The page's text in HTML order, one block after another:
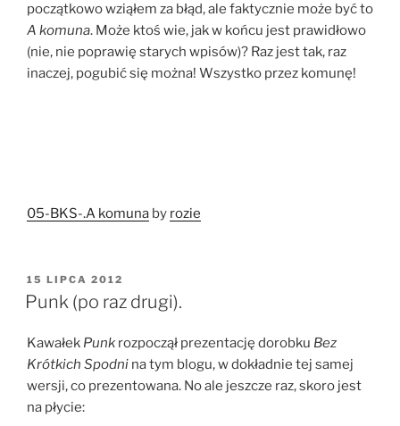
początkowo wziąłem za błąd, ale faktycznie może być to
A komuna. Może ktoś wie, jak w końcu jest prawidłowo
(nie, nie poprawię starych wpisów)? Raz jest tak, raz
inaczej , pogubić się można! Wszystko przez komunę!
05-BKS-.A komuna by rozie
OPUBLIKOWANE
W
15 LIPCA 2012
Punk (po raz drugi).
Kawałek Punk rozpoczął prezentację dorobku Bez
Krótkich Spodni na tym blogu, w dokładnie tej samej
wersji, co prezentowana. No ale jeszcze raz, skoro jest
na płycie: